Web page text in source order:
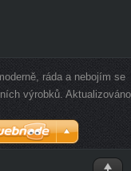
ráda a nebojím se
výrobků. Aktualizováno